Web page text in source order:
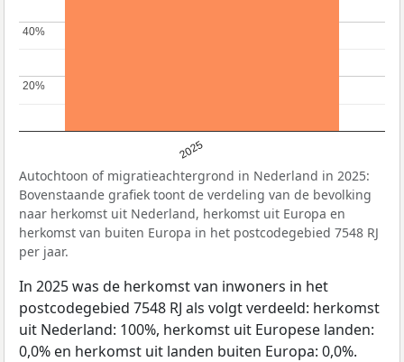
2025
20%
20%
40%
40%
Autochtoon of migratieachtergrond in Nederland in 2025:
Bovenstaande grafiek toont de verdeling van de bevolking
naar herkomst uit Nederland, herkomst uit Europa en
herkomst van buiten Europa in het postcodegebied 7548 RJ
per jaar.
In 2025 was de herkomst van inwoners in het
postcodegebied 7548 RJ als volgt verdeeld: herkomst
uit Nederland: 100%, herkomst uit Europese landen:
0,0% en herkomst uit landen buiten Europa: 0,0%.